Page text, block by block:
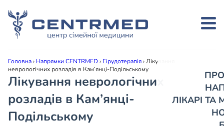
ЛІКАРІ
Головна› Напрямки CENTRMED› Гірудотерапія›Лікування
неврологічних розладів в Кам’янці-Подільському
Лікування неврологічних
розладів в Кам’янці-
Подільському